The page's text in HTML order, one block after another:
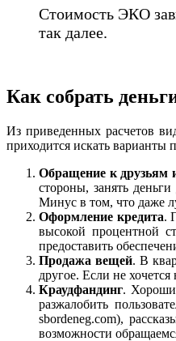
Стоимость ЭКО
так далее.
Как собрать
Из приведенных расчетов
приходится искать
Обращение к друзьям
стороны, занять
Минус в том, что даже
Оформление кредита.
высокой процентной
предоставить
Продажа вещей. В
другое. Если не
Краудфандинг.
разжалобить
sbordeneg.com),
возможности